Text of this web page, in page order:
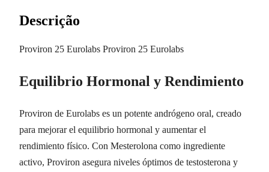
Descrição
Proviron 25 Eurolabs Proviron 25 Eurolabs
Equilibrio Hormonal y Rendimiento
Proviron de Eurolabs es un potente andrógeno oral, creado
para mejorar el equilibrio hormonal y aumentar el
rendimiento físico. Con Mesterolona como ingrediente
activo, Proviron asegura niveles óptimos de testosterona y